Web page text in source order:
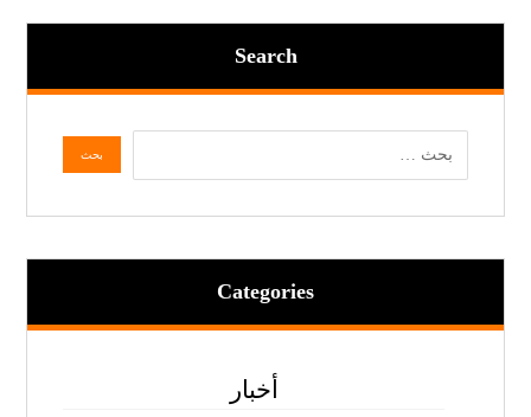
Search
Categories
أخبار